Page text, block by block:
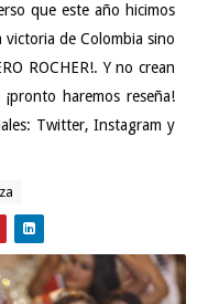
que este año hicimos
de Colombia sino
ROCHER!. Y no crean
haremos reseña!
Twitter,Instagram y